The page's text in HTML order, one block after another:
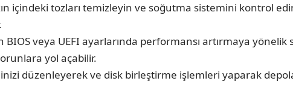
içindeki tozları temizleyin ve soğutma sistemini kontrol
BIOS veya UEFI ayarlarında performansı artırmaya
yol açabilir.
düzenleyerek ve disk birleştirme işlemleri yaparak